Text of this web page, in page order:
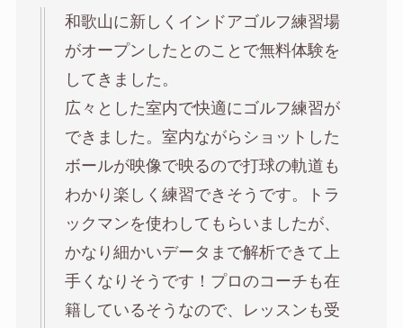
和歌山に新しくインドアゴルフ練習場
がオープンしたとのことで無料体験を
してきました。
広々とした室内で快適にゴルフ練習が
できました。室内ながらショットした
ボールが映像で映るので打球の軌道も
わかり楽しく練習できそうです。トラ
ックマンを使わしてもらいましたが、
かなり細かいデータまで解析できて上
手くなりそうです！プロのコーチも在
籍しているそうなので、レッスンも受